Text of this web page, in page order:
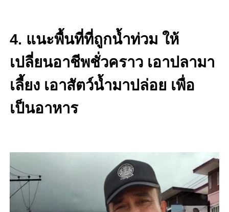
4. แนะพื้นที่ที่ถูกน้ำท่วม ให้
เปลี่ยนอาชีพชั่วคราว เอาปลามา
เลี้ยง เอาสัตว์น้ำมาปล่อย เพื่อ
เป็นอาหาร